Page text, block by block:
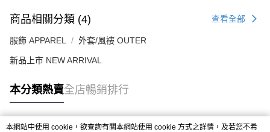
商品相關分類 (4) 查看全部
服飾 APPAREL 外套/風褸 OUTER
新品上市 NEW ARRIVAL
本分類熱賣全店暢銷排行
本網站中使用 cookie，欲查詢有關本網站使用 cookie 方式之詳情，及若您不希